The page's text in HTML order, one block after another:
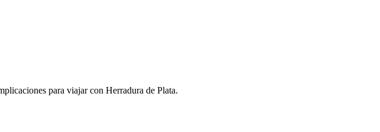
para viajar con Herradura de Plata.